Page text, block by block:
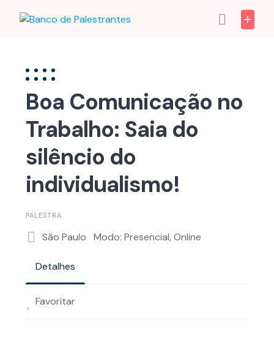
Boa Comunicação no
Trabalho: Saia do
silêncio do
individualismo!
PALESTRA
São Paulo Modo: Presencial, Online
Detalhes
Favoritar